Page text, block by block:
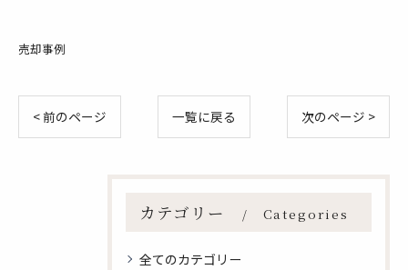
売却事例
< 前のページ 一覧に戻る 次のページ >
カテゴリー Categories
全てのカテゴリー